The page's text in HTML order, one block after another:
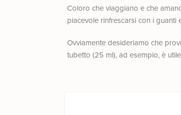
Coloro che viaggiano e che
piacevole rinfrescarsi con i guanti
Ovviamente desideriamo che
tubetto (25 ml), ad esempio, è